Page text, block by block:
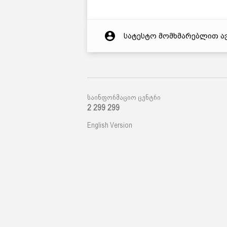
account_circle სატესტო მომხმარებლით
საინფორმაციო ცენტრი
2 299 299
English Version